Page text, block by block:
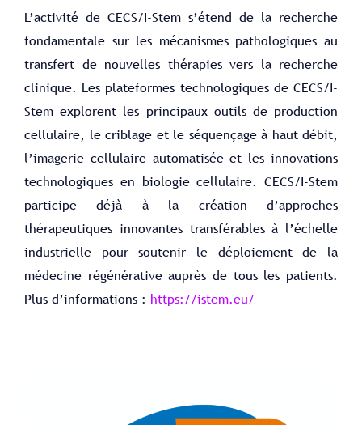
L’activité de CECS/I-Stem s’étend de la recherche
fondamentale sur les mécanismes pathologiques au
transfert de nouvelles thérapies vers la recherche
clinique. Les plateformes technologiques de CECS/I-
Stem explorent les principaux outils de production
cellulaire, le criblage et le séquençage à haut débit,
l’imagerie cellulaire automatisée et les innovations
technologiques en biologie cellulaire. CECS/I-Stem
participe déjà à la création d’approches
thérapeutiques innovantes transférables à l’échelle
industrielle pour soutenir le déploiement de la
médecine régénérative auprès de tous les patients.
Plus d’informations : https://istem.eu/